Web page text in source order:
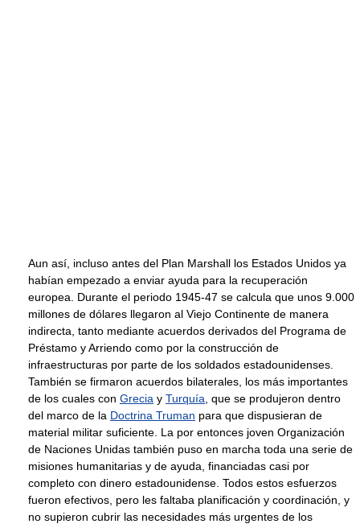
Aun así, incluso antes del Plan Marshall los Estados Unidos ya
habían empezado a enviar ayuda para la recuperación
europea. Durante el periodo 1945-47 se calcula que unos 9.000
millones de dólares llegaron al Viejo Continente de manera
indirecta, tanto mediante acuerdos derivados del Programa de
Préstamo y Arriendo como por la construcción de
infraestructuras por parte de los soldados estadounidenses.
También se firmaron acuerdos bilaterales, los más importantes
de los cuales con Grecia y Turquía , que se produjeron dentro
del marco de la Doctrina Truman para que dispusieran de
material militar suficiente. La por entonces joven Organización
de Naciones Unidas también puso en marcha toda una serie de
misiones humanitarias y de ayuda, financiadas casi por
completo con dinero estadounidense. Todos estos esfuerzos
fueron efectivos, pero les faltaba planificación y coordinación, y
no supieron cubrir las necesidades más urgentes de los